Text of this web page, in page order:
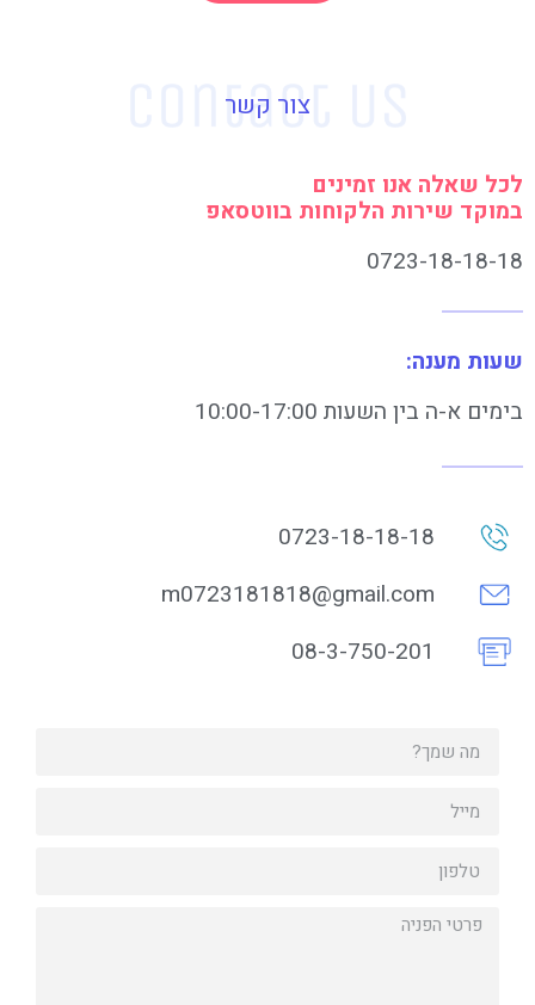
צור קשר
לכל שאלה אנו זמינים
במוקד שירות הלקוחות בווטסאפ
0723-18-18-18
שעות מענה:
בימים א-ה בין השעות 10:00-17:00
0723-18-18-18
m0723181818@gmail.com
08-3-750-201